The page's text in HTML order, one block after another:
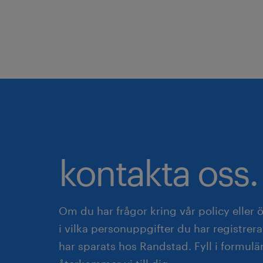
kontakta oss.
Om du har frågor kring vår policy eller
i vilka personuppgifter du har
har sparats hos Randstad. Fyll i